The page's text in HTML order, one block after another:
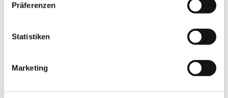
Präferenzen
Statistiken
Marketing